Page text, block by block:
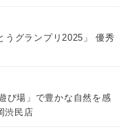
うグランプリ2025」 優秀
び場」で豊かな自然を感
渋民店